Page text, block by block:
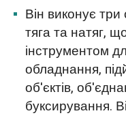
Він виконує три
тяга та натяг,
інструментом
обладнання,
об'єктів,
буксирування.